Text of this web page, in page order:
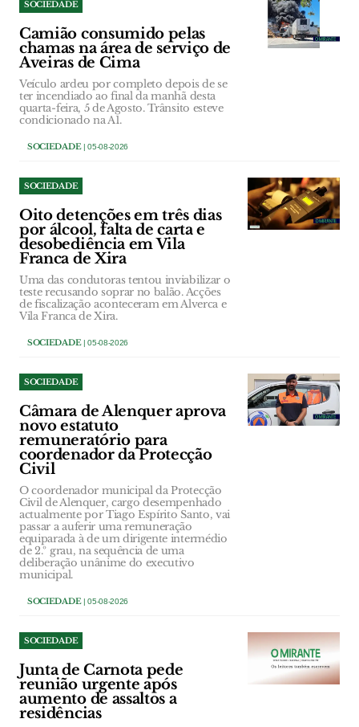
SOCIEDADE
Camião consumido pelas
chamas na área de serviço de
Aveiras de Cima
Veículo ardeu por completo depois de se
ter incendiado ao final da manhã desta
quarta-feira, 5 de Agosto. Trânsito esteve
condicionado na A1.
SOCIEDADE| 05-08-2026
SOCIEDADE
Oito detenções em três dias
por álcool, falta de carta e
desobediência em Vila
Franca de Xira
Uma das condutoras tentou inviabilizar o
teste recusando soprar no balão. Acções
de fiscalização aconteceram em Alverca e
Vila Franca de Xira.
SOCIEDADE| 05-08-2026
SOCIEDADE
Câmara de Alenquer aprova
novo estatuto
remuneratório para
coordenador da Protecção
Civil
O coordenador municipal da Protecção
Civil de Alenquer, cargo desempenhado
actualmente por Tiago Espírito Santo, vai
passar a auferir uma remuneração
equiparada à de um dirigente intermédio
de 2.º grau, na sequência de uma
deliberação unânime do executivo
municipal.
SOCIEDADE| 05-08-2026
SOCIEDADE
Junta de Carnota pede
reunião urgente após
aumento de assaltos a
residências